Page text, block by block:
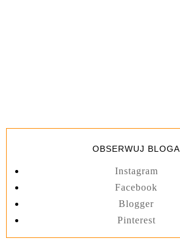
OBSERWUJ BLOGA
Instagram
Facebook
Blogger
Pinterest